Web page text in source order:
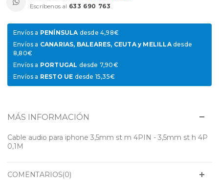
Escríbenos al 633 690 763.
Envíos a PENÍNSULAdesde 4,98€
Envíos a CANARIAS, BALEARES, CEUTA y MELILLAdesde
8,80€
Envíos a PORTUGAL desde 7,90€
Envíos a RESTO UE desde 15,35€
MÁS INFORMACIÓN
Cable audio para iphone 3,5mm st m 4PIN - 3,5mm st h 4P
0,1M
COMENTARIOS(0)